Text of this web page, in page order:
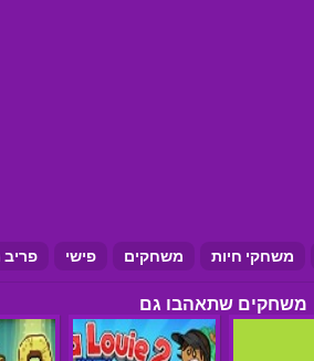
משחקי חיות משחקים פישי
משחקים שתאהבו גם